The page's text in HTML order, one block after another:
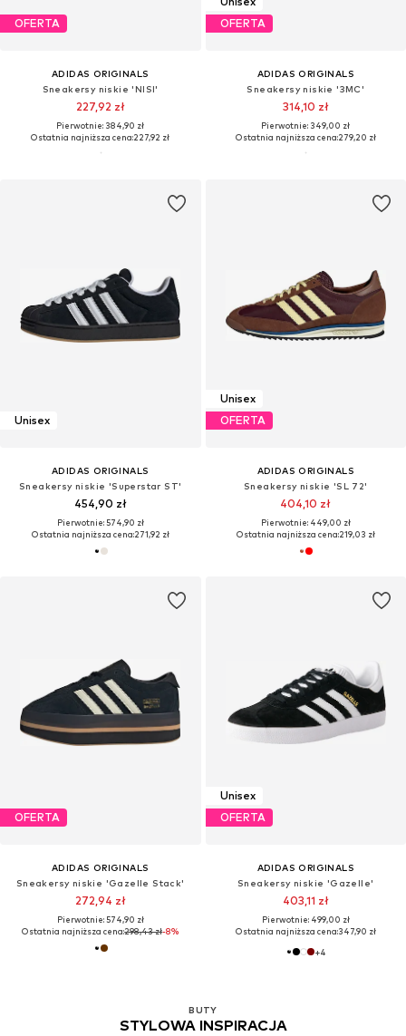
OFERTA
ADIDAS ORIGINALS
Sneakersy niskie 'NISI'
227,92 zł
Pierwotnie: 384,90 zł
Ostatnia najniższa cena:227,92 zł
OFERTA
ADIDAS ORIGINALS
Sneakersy niskie '3MC'
314,10 zł
Pierwotnie: 349,00 zł
Ostatnia najniższa cena:279,20 zł
Unisex
ADIDAS ORIGINALS
Sneakersy niskie 'Superstar ST'
454,90 zł
Pierwotnie: 574,90 zł
Ostatnia najniższa cena:271,92 zł
Unisex
OFERTA
ADIDAS ORIGINALS
Sneakersy niskie 'SL 72'
404,10 zł
Pierwotnie: 449,00 zł
Ostatnia najniższa cena:219,03 zł
OFERTA
ADIDAS ORIGINALS
Sneakersy niskie 'Gazelle Stack'
272,94 zł
Pierwotnie: 574,90 zł
Ostatnia najniższa cena:298,43 zł-8%
BUTY
STYLOWA INSPIRACJA
Unisex
OFERTA
ADIDAS ORIGINALS
Sneakersy niskie 'Gazelle'
403,11 zł
Pierwotnie: 499,00 zł
Ostatnia najniższa cena:347,90 zł
+4